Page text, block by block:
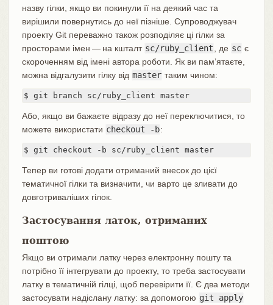
назву гілки, якщо ви покинули її на деякий час та
вирішили повернутись до неї пізніше. Супроводжувач
проекту Git переважно також розподіляє ці гілки за
просторами імен — на кшталт sc/ruby_client , де sc є
скороченням від імені автора роботи. Як ви памʼятаєте,
можна відгалузити гілку від master таким чином:
$ git branch sc/ruby_client master
Або, якщо ви бажаєте відразу до неї переключитися, то
можете використати checkout -b:
$ git checkout -b sc/ruby_client master
Тепер ви готові додати отриманий внесок до цієї
тематичної гілки та визначити, чи варто це зливати до
довготриваліших гілок.
Застосування латок, отриманих
поштою
Якщо ви отримали латку через електронну пошту та
потрібно її інтегрувати до проекту, то треба застосувати
латку в тематичній гілці, щоб перевірити її. Є два методи
застосувати надіслану латку: за допомогою git apply